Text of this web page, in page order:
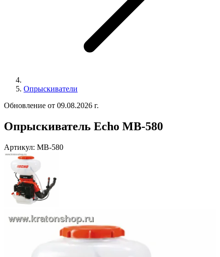
Опрыскиватели
Обновление от 09.08.2026 г.
Опрыскиватель Echo MB-580
Артикул: MB-580